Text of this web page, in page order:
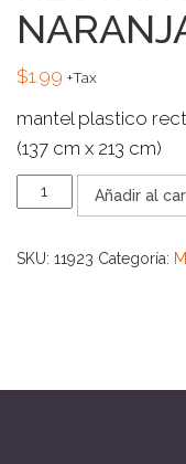
$1.99 +Tax
mantel plastico
(137 cm x 213 cm)
MANTEL
RECTANGULAR
cantidad
Añadir al
SKU: 11923 Categoría: